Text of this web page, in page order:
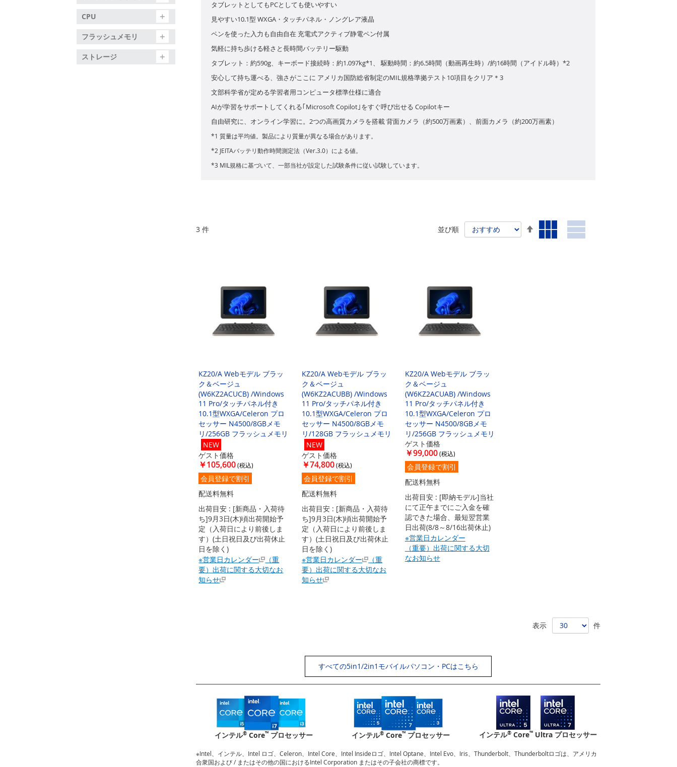
タブレットとしてもPCとしても使いやすい
見やすい10.1型 WXGA・タッチパネル・ノングレア液晶
ペンを使った入力も自由自在 充電式アクティブ静電ペン付属
気軽に持ち歩ける軽さと長時間バッテリー駆動
タブレット：約590g、キーボード接続時：約1.097kg*1、 駆動時間：約6.5時間（動画再生時）/約16時間（アイドル時）*2
安心して持ち運べる、強さがここに アメリカ国防総省制定のMIL規格準拠テスト10項目をクリア＊3
文部科学省が定める学習者用コンピュータ標準仕様に適合
AIが学習をサポートしてくれる｢Microsoft Copilot｣をすぐ呼び出せる Copilotキー
自由研究に、オンライン学習に。2つの高画質カメラを搭載 背面カメラ（約500万画素）、前面カメラ（約200万画素）
*1 質量は平均値。製品により質量が異なる場合があります。
*2 JEITAバッテリ動作時間測定法（Ver.3.0）による値。
*3 MIL規格に基づいて、一部当社が設定した試験条件に従い試験しています。
3 件
表
示
表 リ
並び順
降
KZ20/A Webモデル ブラッ
ク＆ベージュ
(W6KZ2ACUCB) /Windows
11 Pro/タッチパネル付き
10.1型WXGA/Celeron プロ
セッサー N4500/8GBメモ
リ/256GB フラッシュメモリ
NEW
ゲスト価格
￥105,600
会員登録で割引
配送料無料
出荷目安 : [新商品・入荷待
ち]9月3日(木)頃出荷開始予
定（入荷日により前後しま
す）(土日祝日及び出荷休止
日を除く)
※営業日カレンダー
（重
要）出荷に関する大切なお
知らせ
KZ20/A Webモデル ブラッ
ク＆ベージュ
(W6KZ2ACUBB) /Windows
11 Pro/タッチパネル付き
10.1型WXGA/Celeron プロ
セッサー N4500/8GBメモ
リ/128GB フラッシュメモリ
NEW
ゲスト価格
￥74,800
会員登録で割引
配送料無料
出荷目安 : [新商品・入荷待
ち]9月3日(木)頃出荷開始予
定（入荷日により前後しま
す）(土日祝日及び出荷休止
日を除く)
※営業日カレンダー
（重
要）出荷に関する大切なお
知らせ
KZ20/A Webモデル ブラッ
ク＆ベージュ
(W6KZ2ACUAB) /Windows
11 Pro/タッチパネル付き
10.1型WXGA/Celeron プロ
セッサー N4500/8GBメモ
リ/256GB フラッシュメモリ
ゲスト価格
￥99,000
会員登録で割引
配送料無料
出荷目安 : [即納モデル]当社
にて正午までにご入金を確
認できた場合、最短翌営業
日出荷(8/8～8/16出荷休止)
※営業日カレンダー
（重要）出荷に関する大切
なお知らせ
表示 件
すべての5in1/2in1モバイルパソコン・PCはこちら
インテル®Core™プロセッサー インテル® Core™ プロセッサー インテル® Core™ Ultra プロセッサー
※Intel、インテル、Intel ロゴ、Celeron、Intel Core、Intel Insideロゴ、Intel Optane、Intel Evo、Iris、Thunderbolt、Thunderboltロゴは、アメリカ
合衆国および / またはその他の国におけるIntel Corporation またはその子会社の商標です。
CPU
フラッシュメモリ
ストレージ